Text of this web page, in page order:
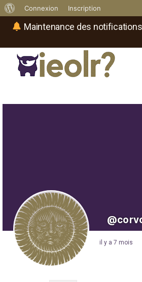
Maintenance des
propos
WordPress
Connexion Inscription
où
il y a 7 mois